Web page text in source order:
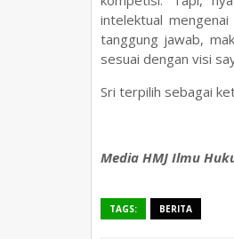
intelektual
tanggung jawab,
sesuai dengan visi
Sri terpilih sebagai
Media HMJ Ilmu
TAGS: BERITA